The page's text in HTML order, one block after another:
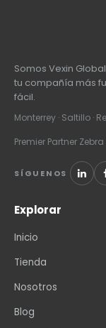
Somos Vexin
tu compañía más
fácil.
Monterrey · Saltillo ·
Premier Partner
SÍGUENOS
Explorar
Inicio
Tienda
Nosotros
Blog